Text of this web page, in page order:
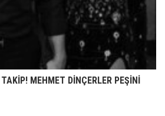
TAKİP! MEHMET DİNÇERLER PEŞİNİ